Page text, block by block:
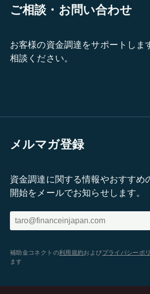
ご相談・お問い合わせ
お客様の資金調達をサポートしま
相談ください。
メルマガ登録
資金調達に関する情報やおすすめ
開始をメールでお知らせします。
補助金コネクトの利用規約およびプライバシーポ
ます